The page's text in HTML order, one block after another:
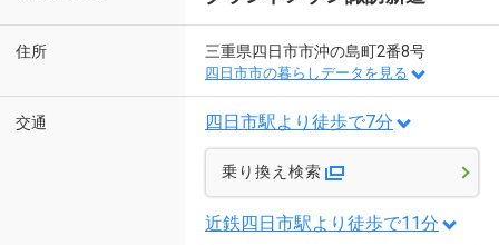
住所 三重県四日市市沖の島町2番8号
四日市市の暮らしデータを見る
交通 四日市駅より徒歩で7分
乗り換え検索
近鉄四日市駅より徒歩で11分